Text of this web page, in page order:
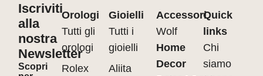
Iscriviti
alla
nostra
Newsletter
Scopri
Orologi
Tutti gli
orologi
Rolex
Gioielli
Tutti i
gioielli
Aliita
Accessori
Wolf
Home
Decor
Quick
links
Chi
siamo